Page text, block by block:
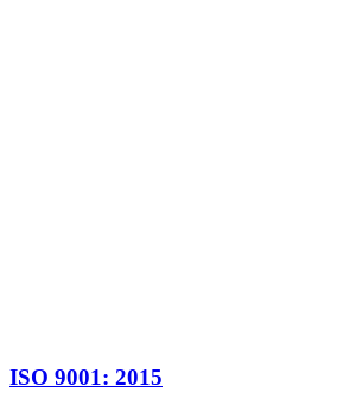
ISO 9001: 2015